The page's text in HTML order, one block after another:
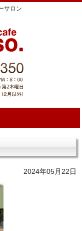
サロン
2024年05月22日